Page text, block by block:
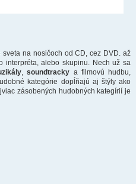
na nosičoch od CD, cez DVD. až
interpréta, alebo skupinu. Nech už sa
,soundtracky a filmovú hudbu,
kategórie dopĺňajú aj štýly ako
zásobených hudobných kategírií je